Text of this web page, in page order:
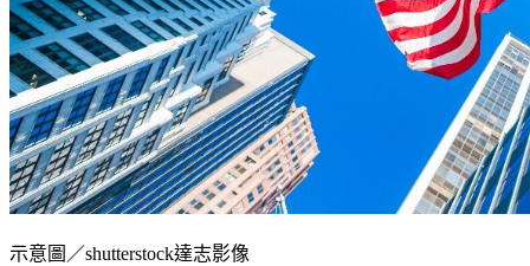
示意圖／shutterstock達志影像